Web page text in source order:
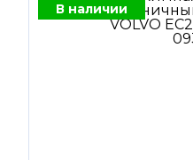
В наличии